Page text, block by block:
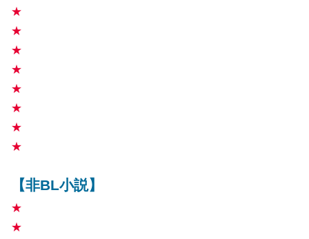
★
★
★
★
★
★
★
★
【非BL小説】
★
★